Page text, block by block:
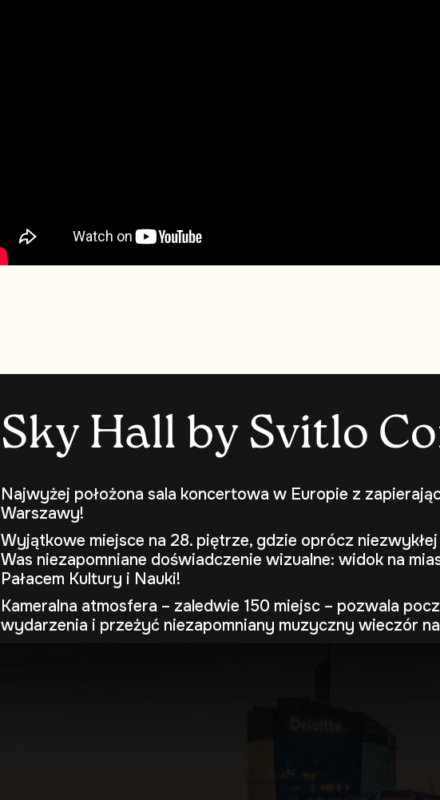
Sky Hall by Svitlo Co
Najwyżej położona sala koncertowa w Europie z
Warszawy!
Wyjątkowe miejsce na 28. piętrze, gdzie oprócz
Was niezapomniane doświadczenie wizualne: widok na
Pałacem Kultury i Nauki!
Kameralna atmosfera – zaledwie 150 miejsc – pozwala
wydarzenia i przeżyć niezapomniany muzyczny wieczór